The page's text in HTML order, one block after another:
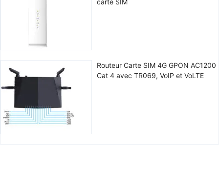
carte SIM
Routeur Carte SIM 4G GPON AC1200
Cat 4 avec TR069, VoIP et VoLTE